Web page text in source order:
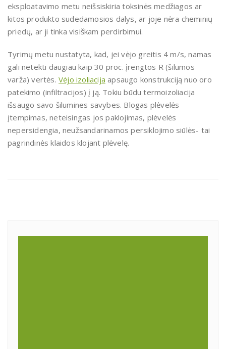
eksploatavimo metu neišsiskiria toksinės medžiagos ar
kitos produkto sudedamosios dalys, ar joje nėra cheminių
priedų, ar ji tinka visiškam perdirbimui.
Tyrimų metu nustatyta, kad, jei vėjo greitis 4 m/s, namas
gali netekti daugiau kaip 30 proc. įrengtos R (šilumos
varža) vertės. Vėjo izoliacija apsaugo konstrukciją nuo oro
patekimo (infiltracijos) į ją. Tokiu būdu termoizoliacija
išsaugo savo šilumines savybes. Blogas plėvelės
įtempimas, neteisingas jos paklojimas, plėvelės
nepersidengia, neužsandarinamos persiklojimo siūlės- tai
pagrindinės klaidos klojant plėvelę.